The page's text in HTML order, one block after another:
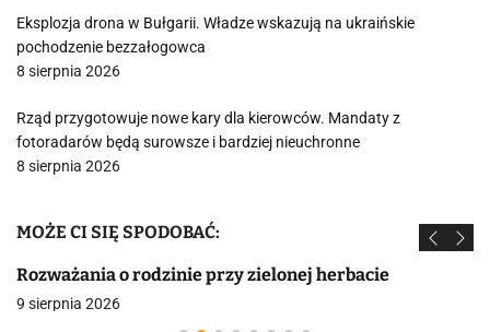
Eksplozja drona w Bułgarii. Władze wskazują na ukraińskie
pochodzenie bezzałogowca
8 sierpnia 2026
Rząd przygotowuje nowe kary dla kierowców. Mandaty z
fotoradarów będą surowsze i bardziej nieuchronne
8 sierpnia 2026
MOŻE CI SIĘ SPODOBAĆ:
Rozważania o rodzinie przy zielonej herbacie
9 sierpnia 2026